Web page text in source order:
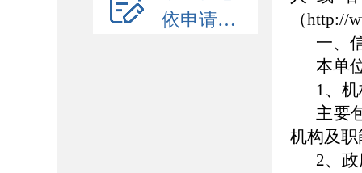
依申请公开
（http://
一、
本单
1、
主要
机构及
2、